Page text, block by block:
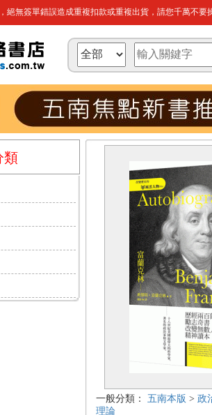
絕無簽單錯誤造成重複扣款或重複出貨，請您千萬不要
類
一般分類： 五南本版 > 政
理論